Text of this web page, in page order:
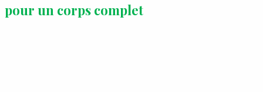
pour un corps complet